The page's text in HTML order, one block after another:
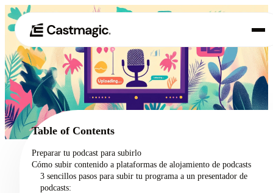
01 Producto
02 Casos de uso
Precios
Acerca de nosotros
Table of Contents
Preparar tu podcast para subirlo
Cómo subir contenido a plataformas de alojamiento de podcasts
3 sencillos pasos para subir tu programa a un presentador de
podcasts: